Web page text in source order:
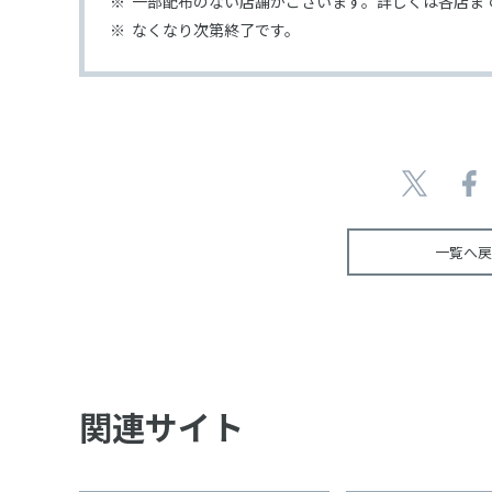
なくなり次第終了です。
一覧へ
関連サイト